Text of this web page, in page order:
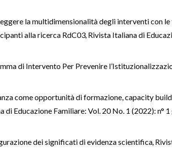
la multidimensionalità degli interventi con
alla ricerca RdC03, Rivista Italiana di
di Intervento Per Prevenire
come opportunità di formazione, capacity
di Educazione Familiare: Vol. 20 No. 1 (2022): n° 1
dei significati di evidenza scientifica,